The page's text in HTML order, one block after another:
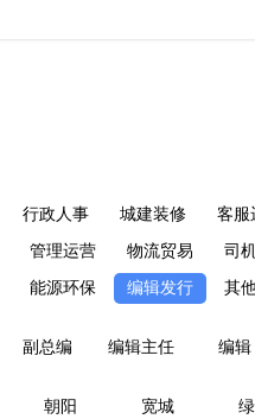
行政人事 城建装修 客服
管理运营 物流贸易 司
能源环保 编辑发行 其
副总编 编辑主任 编辑
朝阳 宽城